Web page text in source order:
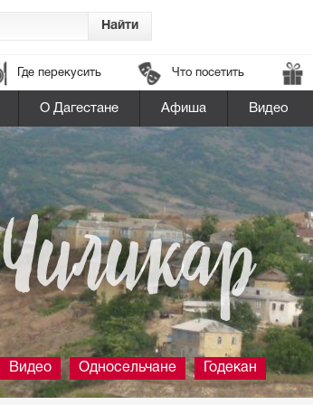
Где перекусить Что посетить
О Дагестане Афиша Видео
Чиликар
Видео Односельчане Годекан